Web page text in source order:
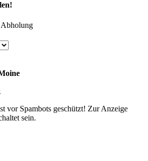
vor Spambots geschützt! Zur Anzeige
sein.